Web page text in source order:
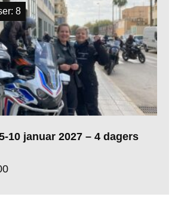
10 januar 2027 – 4 dagers
8